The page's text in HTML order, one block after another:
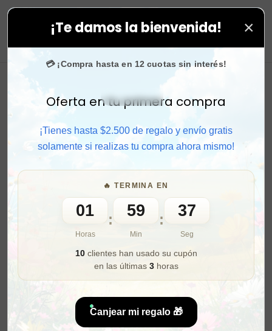
¡Te damos la bienvenida! ×
💳 ¡Compra hasta en 12 cuotas sin interés!
Activar sonido
Oferta en tu primera compra
¡Tienes hasta $2.500 de regalo y envío gratis
solamente si realizas tu compra ahora mismo!
🔥 TERMINA EN
01
Horas
: 59
Min
:
35
Seg
10clientes han usado su cupón
en las últimas 3horas
Canjear mi regalo 🎁
⚡ Compra rápido y aprovecha. 💙 +50.000